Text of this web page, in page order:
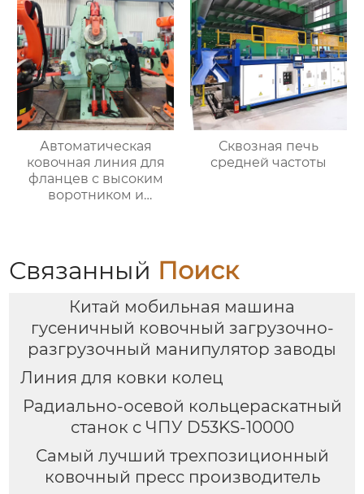
Автоматическая
ковочная линия для
фланцев с высоким
воротником и
Сквозная печь
средней частоты
Связанный Поиск
Китай мобильная машина
гусеничный ковочный загрузочно-
разгрузочный манипулятор заводы
Линия для ковки колец
Радиально-осевой кольцераскатный
станок с ЧПУ D53KS-10000
Самый лучший трехпозиционный
ковочный пресс производитель